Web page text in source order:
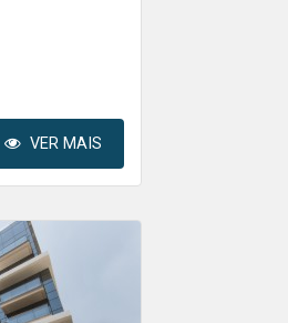
VER MAIS